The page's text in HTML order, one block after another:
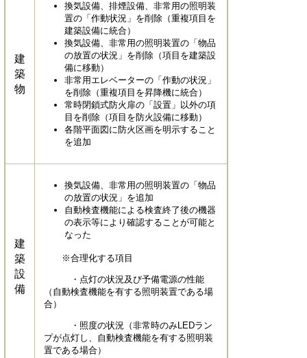
建
築
物
換気設備、排煙設備、非常用の照明装
置の「作動状況」を削除（重複項目を
建築設備に統合）
換気設備、非常用の照明装置の「物品
の放置の状況」を削除（項目を建築設
備に移動）
非常用エレベーターの「作動の状況」
を削除（重複項目を昇降機に統合）
常時閉鎖式防火扉の「設置」以外の項
目を削除（項目を防火設備に移動）
各階平面図に防火区画を明示すること
を追加
建
築
設
備
換気設備、非常用の照明装置の「物品
の放置の状況」を追加
自動検査機能による検査終了後の機器
の表示等により確認することが可能と
なった
※合理化する項目
・点灯の状況及び予備電源の性能
（自動検査機能を有する照明装置である場
合）
・照度の状況（非常時のみLEDラン
プが点灯し、自動検査機能を有する照明装
置である場合）